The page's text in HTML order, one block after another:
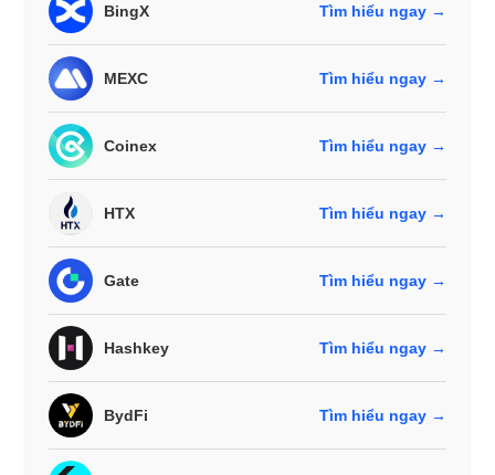
BingX Tìm hiểu ngay →
MEXC Tìm hiểu ngay →
Coinex Tìm hiểu ngay →
HTX Tìm hiểu ngay →
Gate Tìm hiểu ngay →
Hashkey Tìm hiểu ngay →
BydFi Tìm hiểu ngay →